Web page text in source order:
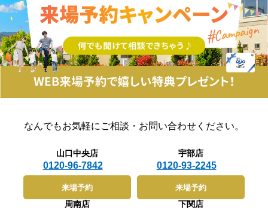
なんでもお気軽に ご相談・お問い合わせください。
山口中央店
0120-96-7842
来場予約
宇部店
0120-93-2245
来場予約
周南店 下関店